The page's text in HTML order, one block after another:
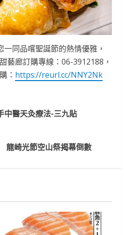
同品嚐聖誕節的熱情優雅，
藝廊訂購專線：06-3912188，
： https://reurl.cc/NNY2Nk
中醫天灸療法-三九貼
崎光節空山祭揭幕倒數